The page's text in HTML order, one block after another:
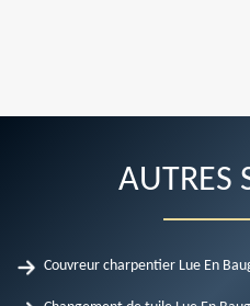
AUTRES
Couvreur charpentier Lue En